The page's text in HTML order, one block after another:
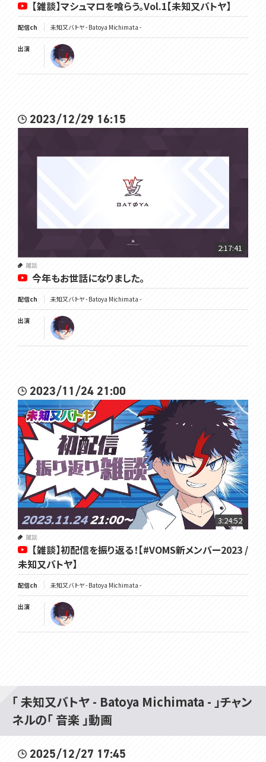
【雑談】マシュマロを喰らう。Vol.1【未知又バトヤ】
配信ch 未知又バトヤ - Batoya Michimata -
出演
2023/12/29 16:15
2:17:41
雑談
今年もお世話になりました。
配信ch 未知又バトヤ - Batoya Michimata -
出演
2023/11/24 21:00
3:24:52
雑談
【雑談】初配信を振り返る！【#VOMS新メンバー2023 /
未知又バトヤ】
配信ch 未知又バトヤ - Batoya Michimata -
出演
「 未知又バトヤ - Batoya Michimata - 」チャン
ネルの「 音楽 」動画
2025/12/27 17:45